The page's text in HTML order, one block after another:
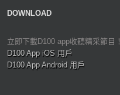
DOWNLOAD
立即下載D100 app收聽精采節目！
D100 App iOS 用戶
D100 App Android 用戶